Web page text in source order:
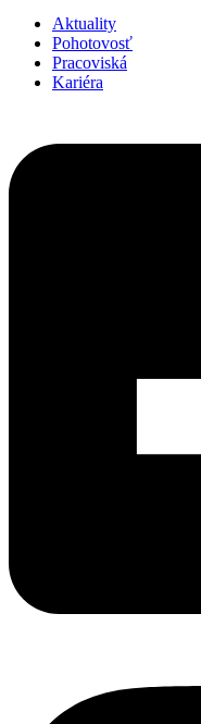
Aktuality
Pohotovosť
Pracoviská
Kariéra